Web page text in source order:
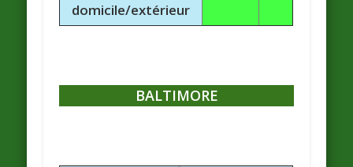
domicile/extérieur
BALTIMORE